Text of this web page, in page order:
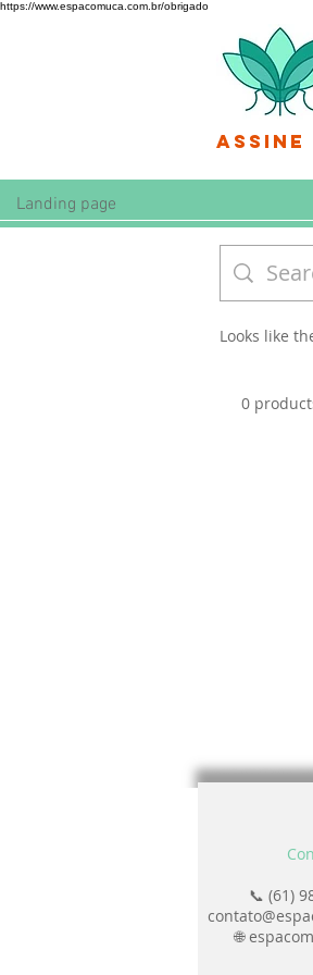
https://www.espacomuca.com.br/obrigado
Assine
Landing page
Looks like
0
📞 (61)
🌐